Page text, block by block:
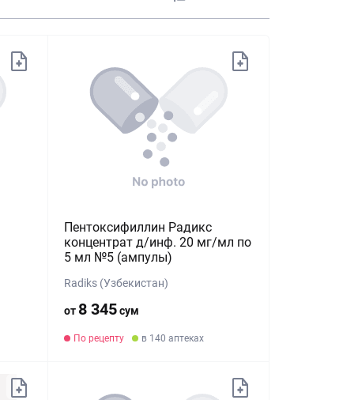
Пентоксифиллин Радикс
концентрат д/инф. 20 мг/мл по
5 мл №5 (ампулы)
Radiks (Узбекистан)
от 8 345сум
По рецепту в 140 аптеках